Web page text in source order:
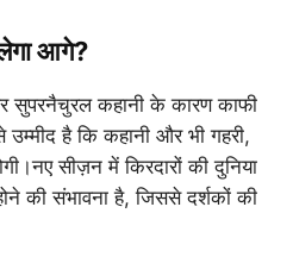
आगे?
सुपरनैचुरल कहानी के कारण काफी
है कि कहानी और भी गहरी,
सीज़न में किरदारों की दुनिया
की संभावना है, जिससे दर्शकों की